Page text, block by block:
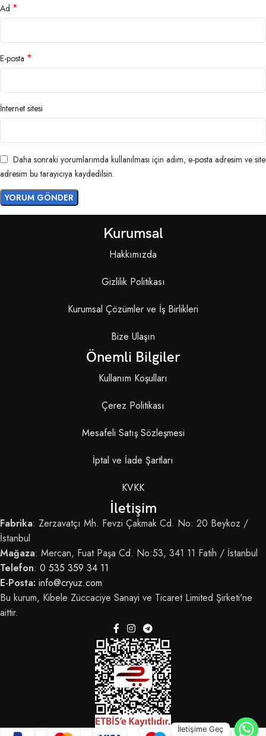
Ad *
E-posta *
İnternet sitesi
Daha sonraki yorumlarımda kullanılması için adım, e-posta adresim ve site
adresim bu tarayıcıya kaydedilsin.
Kurumsal
Hakkımızda
Gizlilik Politikası
Kurumsal Çözümler ve İş Birlikleri
Bize Ulaşın
Önemli Bilgiler
Kullanım Koşulları
Çerez Politikası
Mesafeli Satış Sözleşmesi
İptal ve İade Şartları
KVKK
İletişim
Fabrika: Zerzavatçı Mh. Fevzi Çakmak Cd. No: 20 Beykoz /
İstanbul
Mağaza: Mercan, Fuat Paşa Cd. No:53, 341 11 Fatih / İstanbul
Telefon: 0 535 359 34 11
E-Posta: info@cryuz.com
Bu kurum, Kibele Züccaciye Sanayi ve Ticaret Limited Şirketi'ne
aittir.
İletişime Geç